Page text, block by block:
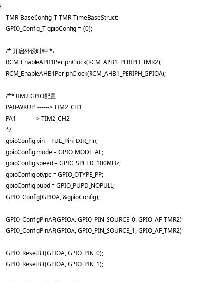
{
    TMR_BaseConfig_T TMR_TimeBaseStruct;
    GPIO_Config_T gpioConfig = {0};
    /* 开启外设时钟 */
    RCM_EnableAPB1PeriphClock(RCM_APB1_PERIPH_TMR2);
    RCM_EnableAHB1PeriphClock(RCM_AHB1_PERIPH_GPIOA);
    /**TIM2 GPIO配置
    PA0-WKUP  ------> TIM2_CH1
    PA1      ------> TIM2_CH2
    */
    gpioConfig.pin = PUL_Pin|DIR_Pin;
    gpioConfig.mode = GPIO_MODE_AF;
    gpioConfig.speed = GPIO_SPEED_100MHz;
    gpioConfig.otype = GPIO_OTYPE_PP;
    gpioConfig.pupd = GPIO_PUPD_NOPULL;
    GPIO_Config(GPIOA, &gpioConfig);
    GPIO_ConfigPinAF(GPIOA, GPIO_PIN_SOURCE_0, GPIO_AF_TMR2);
    GPIO_ConfigPinAF(GPIOA, GPIO_PIN_SOURCE_1, GPIO_AF_TMR2);
    GPIO_ResetBit(GPIOA, GPIO_PIN_0);
    GPIO_ResetBit(GPIOA, GPIO_PIN_1);